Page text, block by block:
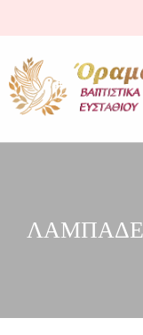
περιεχόμενο